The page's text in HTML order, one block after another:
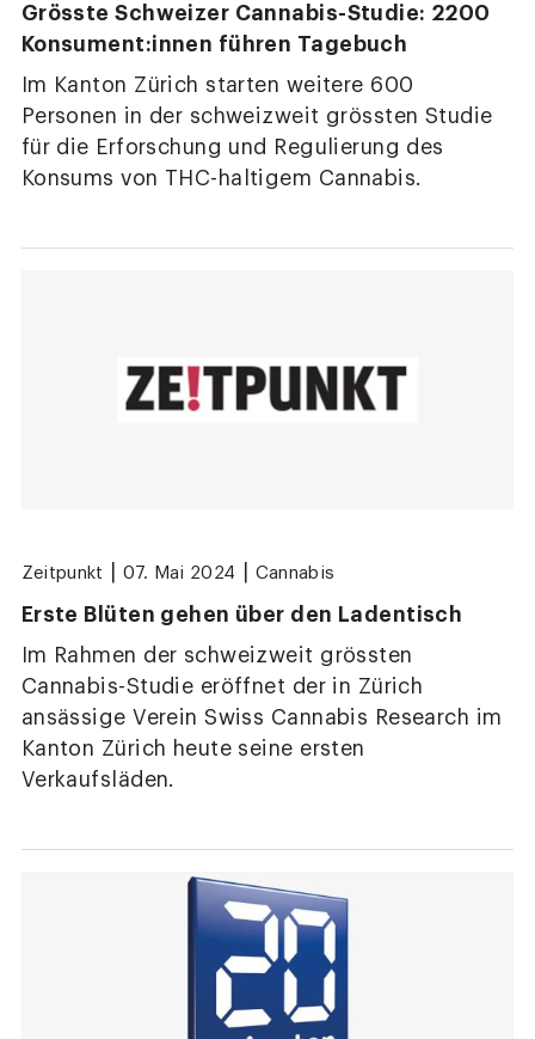
Grösste Schweizer Cannabis-Studie: 2200
Konsument:innen führen Tagebuch
Im Kanton Zürich starten weitere 600
Personen in der schweizweit grössten Studie
für die Erforschung und Regulierung des
Konsums von THC-haltigem Cannabis.
Zeitpunkt 07. Mai 2024 Cannabis
Erste Blüten gehen über den Ladentisch
Im Rahmen der schweizweit grössten
Cannabis-Studie eröffnet der in Zürich
ansässige Verein Swiss Cannabis Research im
Kanton Zürich heute seine ersten
Verkaufsläden.